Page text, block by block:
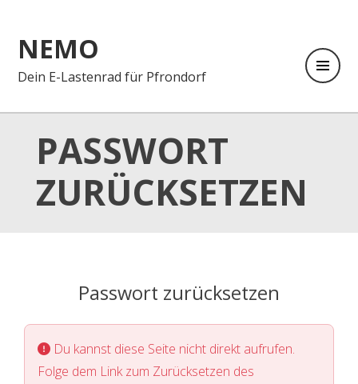
NEMO
Dein E-Lastenrad für Pfrondorf
PASSWORT
ZURÜCKSETZEN
Passwort zurücksetzen
Du kannst diese Seite nicht direkt aufrufen.
Folge dem Link zum Zurücksetzen des